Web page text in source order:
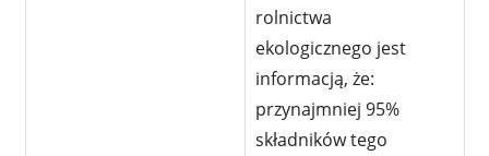
rolnictwa
ekologicznego jest
informacją, że:
przynajmniej 95%
składników tego